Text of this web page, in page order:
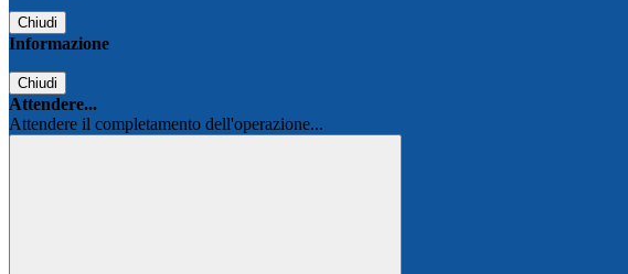
Chiudi
Informazione
Chiudi
Attendere...
Attendere il completamento dell'operazione...